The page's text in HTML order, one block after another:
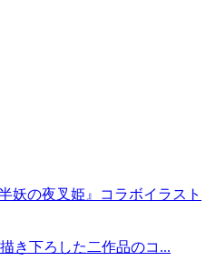
妖の夜叉姫』コラボイラスト
き下ろした二作品のコ...